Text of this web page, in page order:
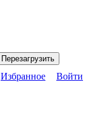
Перезагрузить
Избранное Войти